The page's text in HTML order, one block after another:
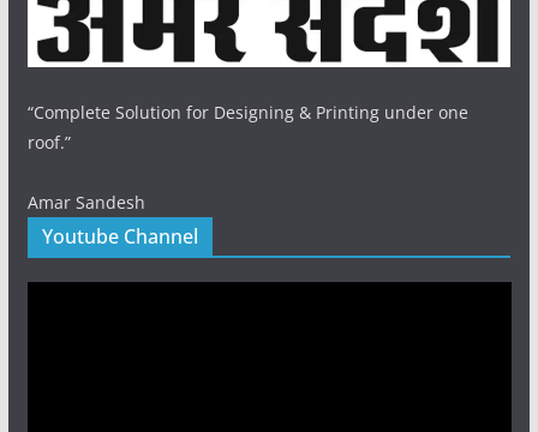
“Complete Solution for Designing & Printing under one
roof.”
Amar Sandesh
Youtube Channel